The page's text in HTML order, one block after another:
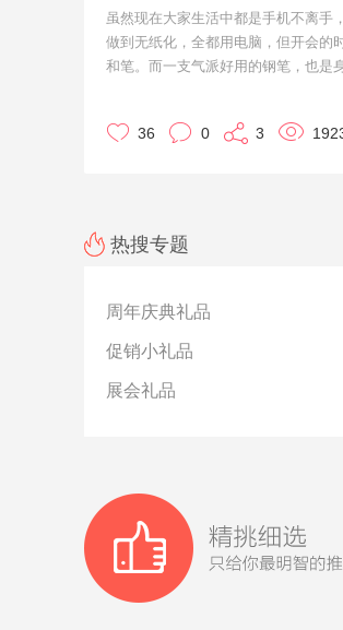
虽然现在大家生活中都是手机不离手
做到无纸化，全都用电脑，但开会的
和笔。而一支气派好用的钢笔，也是
这一期文章，小优就给大家介绍一下
36 0 3
热搜专题
周年庆典礼品
促销小礼品
展会礼品